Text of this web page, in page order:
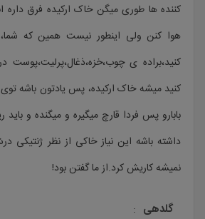
کننده ها طوری میگن خاک ارکیده فرق داره
هوا کنن ولی اینطور نیست همین که
کنید،براده ی
کنید میشه خاک ارکیده، پس یادتون باشه
بابارو پس فردا قارچ میگیره و میگنده و
داشته باشه این نیاز خاکی از نظر
نمیشه کاریش کرد.از ما گفتن بود!
گلدهی :